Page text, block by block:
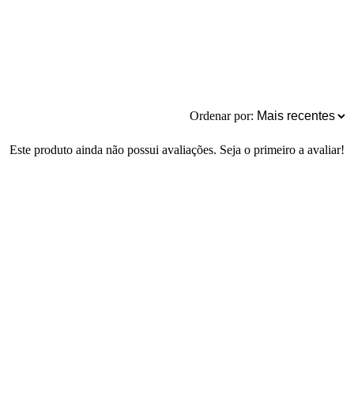
Ordenar por:
Este produto ainda não possui avaliações. Seja o primeiro a avaliar!